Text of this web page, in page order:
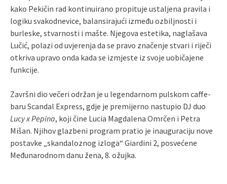
kako Pekičin rad kontinuirano propituje ustaljena pravila i
logiku svakodnevice, balansirajući između ozbiljnosti i
burleske, stvarnosti i mašte. Njegova estetika, naglašava
Lučić, polazi od uvjerenja da se pravo značenje stvari i riječi
otkriva upravo onda kada se izmjeste iz svoje uobičajene
funkcije.
Završni dio večeri održan je u legendarnom pulskom caffe-
baru Scandal Express, gdje je premijerno nastupio DJ duo
Lucy x Pepina, koji čine Lucia Magdalena Omrčen i Petra
Mišan. Njihov glazbeni program pratio je inauguraciju nove
postavke „skandaloznog izloga“ Giardini 2, posvećene
Međunarodnom danu žena, 8. ožujka.